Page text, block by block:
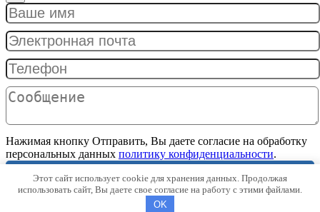
Нажимая кнопку Отправить, Вы даете согласие на обработку
персональных данных политику конфиденциальности.
Отправить
Этот сайт использует cookie для хранения данных. Продолжая
использовать сайт, Вы даете свое согласие на работу с этими файлами.
OK